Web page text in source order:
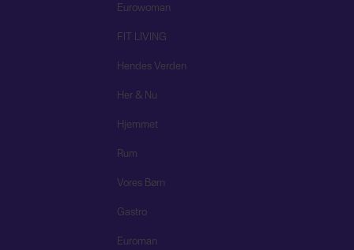
Eurowoman
FIT LIVING
Hendes Verden
Her & Nu
Hjemmet
Rum
Vores Børn
Gastro
Euroman